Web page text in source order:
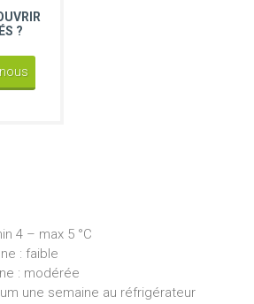
?
4 – max 5 °C
: faible
: modérée
une semaine au réfrigérateur